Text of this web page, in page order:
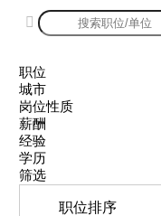

职位
城市
岗位性质
薪酬
经验
学历
筛选
职位排序